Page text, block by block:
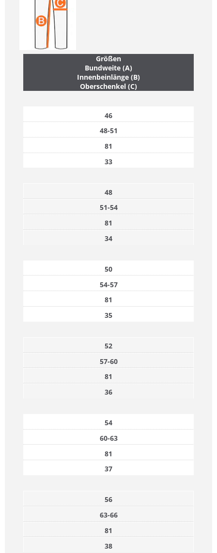
Größen
Bundweite (A)
Innenbeinlänge (B)
Oberschenkel (C)
46
48-51
81
33
48
51-54
81
34
50
54-57
81
35
52
57-60
81
36
54
60-63
81
37
56
63-66
81
38